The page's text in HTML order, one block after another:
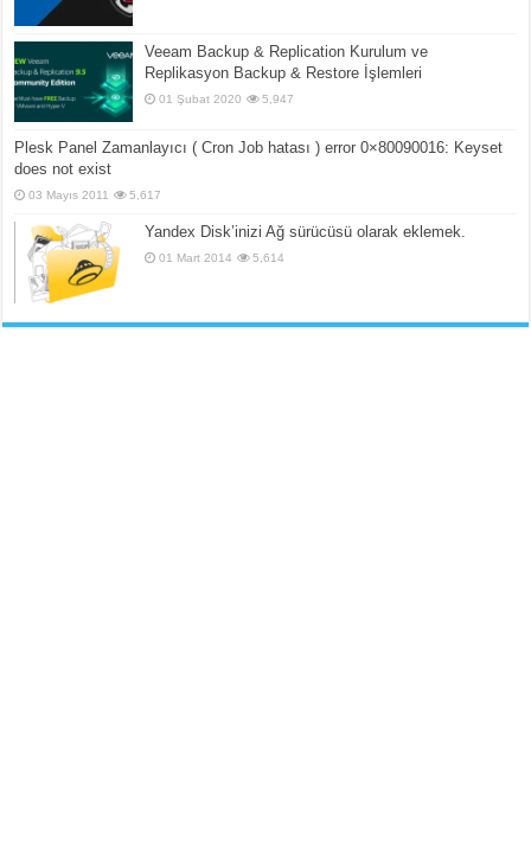
Veeam Backup & Replication Kurulum ve
Replikasyon Backup & Restore İşlemleri
01 Şubat 2020 5,947
Plesk Panel Zamanlayıcı ( Cron Job hatası ) error 0×80090016: Keyset
does not exist
03 Mayıs 2011 5,617
Yandex Disk’inizi Ağ sürücüsü olarak eklemek.
01 Mart 2014 5,614